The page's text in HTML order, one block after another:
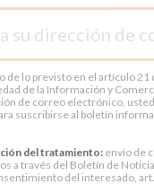
de lo previsto en el artículo 21
de la Información y
de correo electrónico,
suscribirse al boletín
del tratamiento: envío de
a través del Boletín de
del interesado, art.